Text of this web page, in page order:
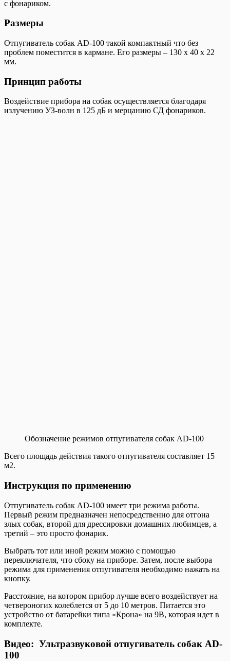
с фонариком.
Размеры
Отпугиватель собак AD-100 такой компактный что без
проблем поместится в кармане. Его размеры – 130 х 40 х 22
мм.
Принцип работы
Воздействие прибора на собак осуществляется благодаря
излучению УЗ-волн в 125 дБ и мерцанию СД фонариков.
Обозначение режимов отпугивателя собак AD-100
Всего площадь действия такого отпугивателя составляет 15
м2.
Инструкция по применению
Отпугиватель собак AD-100 имеет три режима работы.
Первый режим предназначен непосредственно для отгона
злых собак, второй для дрессировки домашних любимцев, а
третий – это просто фонарик.
Выбрать тот или иной режим можно с помощью
переключателя, что сбоку на приборе. Затем, после выбора
режима для применения отпугивателя необходимо нажать на
кнопку.
Расстояние, на котором прибор лучше всего воздействует на
четвероногих колеблется от 5 до 10 метров. Питается это
устройство от батарейки типа «Крона» на 9В, которая идет в
комплекте.
Видео: Ультразвуковой отпугиватель собак AD-
100